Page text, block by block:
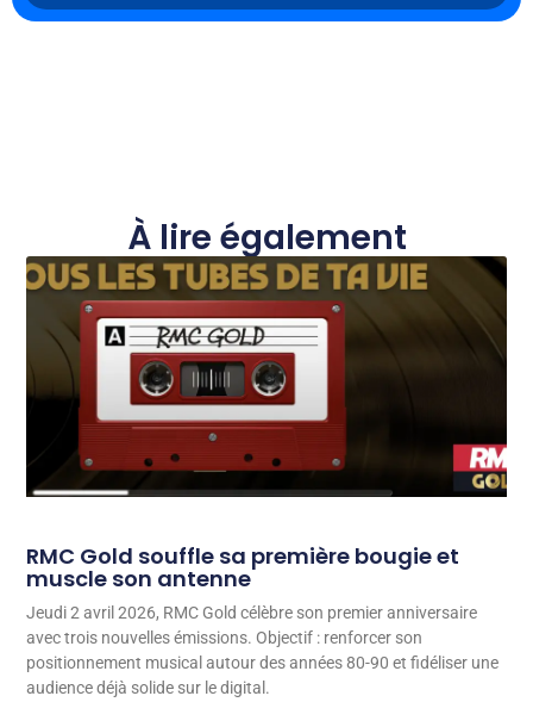
À lire également
RMC Gold souffle sa première bougie et
muscle son antenne
Jeudi 2 avril 2026, RMC Gold célèbre son premier anniversaire
avec trois nouvelles émissions. Objectif : renforcer son
positionnement musical autour des années 80-90 et fidéliser une
audience déjà solide sur le digital.